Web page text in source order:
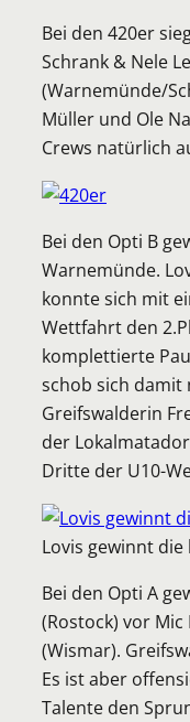
Bei den 420er
Schrank & Nele
(Warnemünde/
Müller und Ole
Crews natürlich
Bei den Opti B
Warnemünde.
konnte sich mit
Wettfahrt den
komplettierte
schob sich
Greifswalderin
der
Dritte der U10-
Lovis gewinnt
Bei den Opti A
(Rostock) vor Mic
(Wismar).
Es ist aber
Talente den